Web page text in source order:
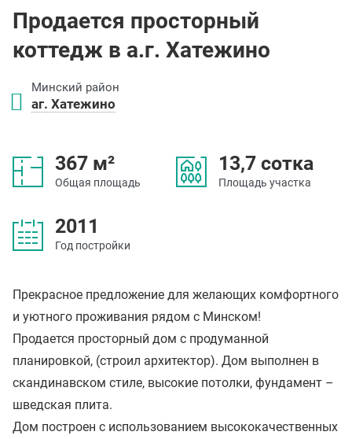
Продается просторный
коттедж в а.г. Хатежино
Минский район
аг. Хатежино
367 м²
Общая площадь
13,7 сотка
Площадь участка
2011
Год постройки
Прекрасное предложение для желающих комфортного
и уютного проживания рядом с Минском!
Продается просторный дом с продуманной
планировкой, (строил архитектор). Дом выполнен в
скандинавском стиле, высокие потолки, фундамент –
шведская плита.
Дом построен с использованием высококачественных